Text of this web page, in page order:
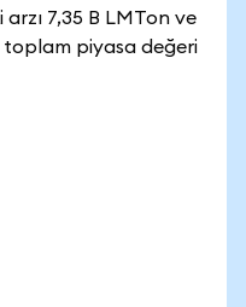
arzı 7,35 B LMTon ve
toplam piyasa değeri